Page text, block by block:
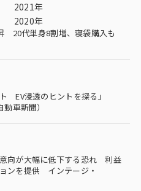
取り組み
2021年
2020年
20代単身8割増、寝袋購入も
EV浸透のヒントを探る」
車新聞）
向が大幅に低下する恐れ 利益
ンを提供 インテージ・